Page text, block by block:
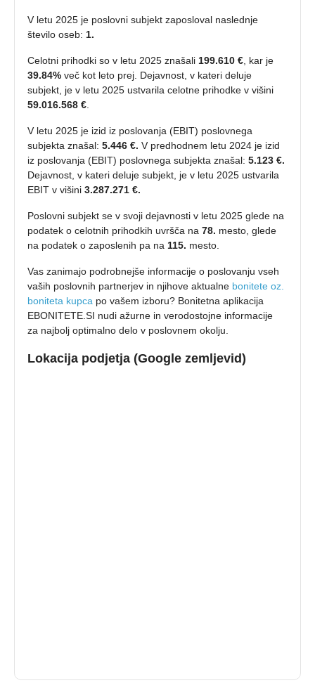
V letu 2025 je poslovni subjekt zaposloval naslednje
število oseb: 1.
Celotni prihodki so v letu 2025 znašali 199.610 € , kar je
39.84% več kot leto prej. Dejavnost, v kateri deluje
subjekt, je v letu 2025 ustvarila celotne prihodke v višini
59.016.568 €
V letu 2025 je izid iz poslovanja (EBIT) poslovnega
subjekta znašal: 5.446 €. V predhodnem letu 2024 je izid
iz poslovanja (EBIT) poslovnega subjekta znašal: 5.123 €.
Dejavnost, v kateri deluje subjekt, je v letu 2025 ustvarila
EBIT v višini 3.287.271 €.
Poslovni subjekt se v svoji dejavnosti v letu 2025 glede na
podatek o celotnih prihodkih uvršča na 78. mesto, glede
na podatek o zaposlenih pa na 115. mesto.
Vas zanimajo podrobnejše informacije o poslovanju vseh
vaših poslovnih partnerjev in njihove aktualne bonitete oz.
boniteta kupca po vašem izboru? Bonitetna aplikacija
EBONITETE.SI nudi ažurne in verodostojne informacije
za najbolj optimalno delo v poslovnem okolju.
Lokacija podjetja (Google zemljevid)